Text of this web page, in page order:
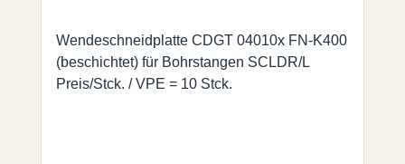
Wendeschneidplatte CDGT 04010x FN-K400
(beschichtet) für Bohrstangen SCLDR/L
Preis/Stck. / VPE = 10 Stck.